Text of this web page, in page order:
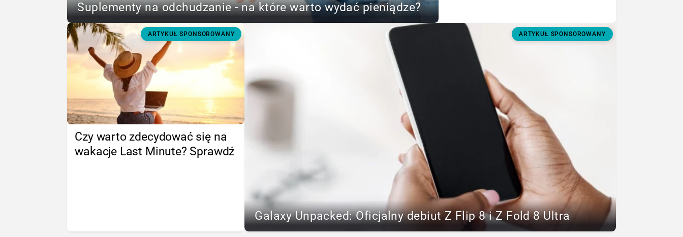
Suplementy na odchudzanie - na które warto wydać pieniądze?
ARTYKUŁ SPONSOROWANY
Czy warto zdecydować się na
wakacje Last Minute? Sprawdź
ARTYKUŁ SPONSOROWANY
Galaxy Unpacked: Oficjalny debiut Z Flip 8 i Z Fold 8 Ultra